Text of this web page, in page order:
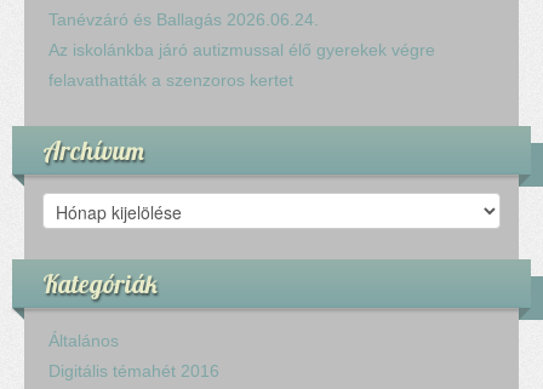
Tanévzáró és Ballagás 2026.06.24.
Az iskolánkba járó autizmussal élő gyerekek végre
felavathatták a szenzoros kertet
Archívum
Archívum
Kategóriák
Általános
Digitális témahét 2016